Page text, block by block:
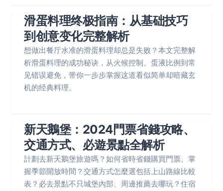
滑蛋料理终极指南：从基础技巧
到创意变化完整解析
想做出餐厅水准的滑蛋料理却总是失败？本文完整解
析滑蛋料理的成功秘诀，从火候控制、蛋液比例到常
见错误避免，带你一步步掌握这道看似简单却暗藏玄
机的经典料理。
新天鵝堡：2024門票省錢攻略、
交通方式、必遊景點全解析
計劃去新天鵝堡旅遊嗎？如何省時省錢購買門票、掌
握季節開放時間？交通方式怎麼選包括上山路線比較
表？必去景點不只城堡內部、周邊推薦去哪玩？住宿